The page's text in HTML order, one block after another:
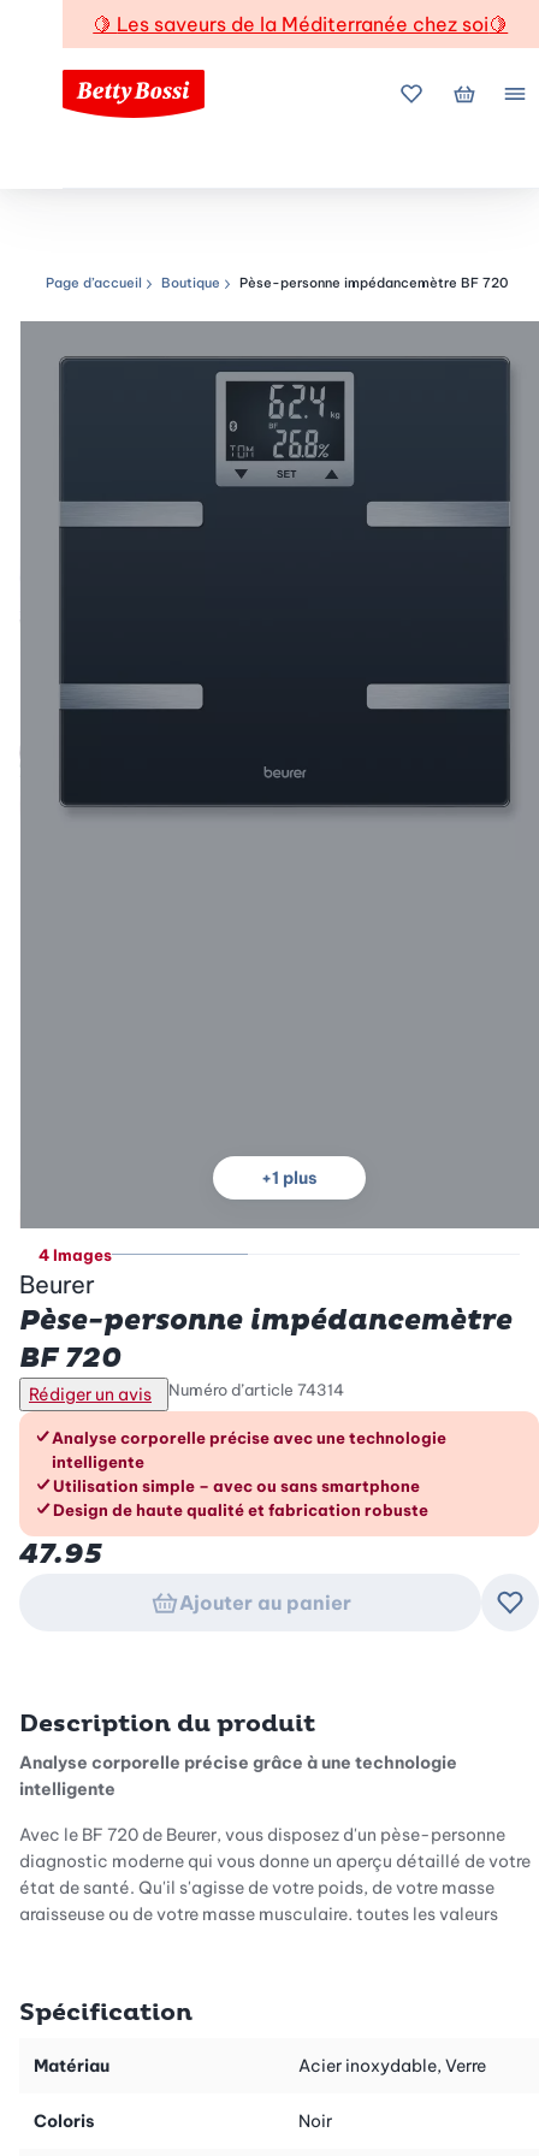
🍋 Les saveurs de la Méditerranée chez soi🍋
Mes favoris
Mon
Chemin de navigation
Page d’accueil Boutique Pèse-personne impédancemètre BF 720
+1 plus
4 Images
Beurer
Pèse-personne impédancemètre
BF 720
Rédiger un avis Numéro d’article 74314
Les avantages en un coup d’œil
Analyse corporelle précise avec une technologie
intelligente
Utilisation simple – avec ou sans smartphone
Design de haute qualité et fabrication robuste
47.95
Ajouter au panier
Description du produit
Analyse corporelle précise grâce à une technologie
intelligente
Avec le BF 720 de Beurer, vous disposez d'un pèse-personne
diagnostic moderne qui vous donne un aperçu détaillé de votre
état de santé. Qu'il s'agisse de votre poids, de votre masse
graisseuse ou de votre masse musculaire, toutes les valeurs
directement via les touches sensitives de l'appareil. Vous avez
Spécification
Matériau Acier inoxydable, Verre
Coloris Noir